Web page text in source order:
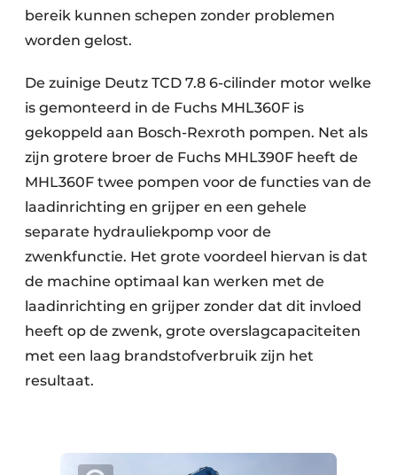
Bedrijfsafval
Elektronisch Afval
Glasrecyclage
Houtafval
Kunststofafval
Medisch afval
Metaalrecyclage
Papierafval
Textielrecyclage
bereik kunnen schepen zonder problemen
worden gelost.
De zuinige Deutz TCD 7.8 6-cilinder motor welke
is gemonteerd in de Fuchs MHL360F is
gekoppeld aan Bosch-Rexroth pompen. Net als
zijn grotere broer de Fuchs MHL390F heeft de
MHL360F twee pompen voor de functies van de
laadinrichting en grijper en een gehele
separate hydrauliekpomp voor de
zwenkfunctie. Het grote voordeel hiervan is dat
de machine optimaal kan werken met de
laadinrichting en grijper zonder dat dit invloed
heeft op de zwenk, grote overslagcapaciteiten
met een laag brandstofverbruik zijn het
resultaat.